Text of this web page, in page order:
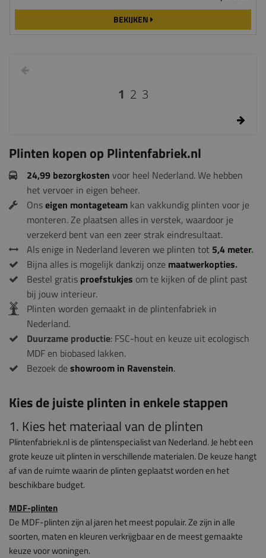
BEKIJKEN
1 2 3
Plinten kopen op Plintenfabriek.nl
24,99 bezorgkosten voor heel Nederland. We hebben
het vervoer in eigen beheer.
Onseigen montageteam kan vakkundig plinten voor je
monteren. Ze plaatsen alles in verstek, waardoor je
verzekerd bent van een zeer strak eindresultaat.
Als enige in Nederland leveren we plinten tot 5,4 meter.
Bijna alles is mogelijk dankzij onze maatwerkopties.
Bestel gratis proefstukjes om te kijken of de plint past
bij jouw interieur.
Plinten worden gemaakt in de plintenfabriek in
Nederland.
Duurzame productie: FSC-hout en keuze uit ecologisch
MDF en biobased lakken.
Bezoek deshowroom in Ravenstein.
Kies de juiste plinten in enkele stappen
1. Kies het materiaal van de plinten
Plintenfabriek.nl is de plintenspecialist van Nederland. Je hebt een
grote keuze uit plinten in verschillende materialen. De keuze hangt
af van de ruimte waarin de plinten geplaatst worden en het
beschikbare budget.
MDF-plinten
De MDF-plinten zijn al jaren het meest populair. Ze zijn in alle
soorten, maten en kleuren verkrijgbaar en de meest gemaakte
keuze voor woningen.